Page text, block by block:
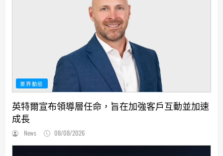
業界動態
英特爾宣布領導層任命，旨在加強客戶互動並加速
成長
News 08/08/2026